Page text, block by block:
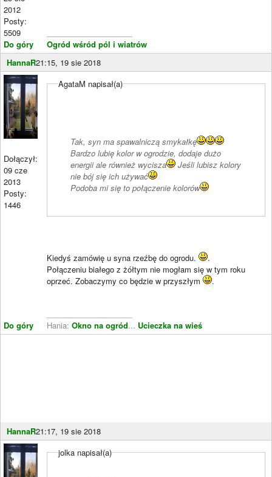
2012
Posty:
5509
Do góry
Ogród wśród pól i wiatrów
HannaR21:15, 19 sie 2018
Dołączył:
09 cze
2013
Posty:
1446
Do góry
AgataM napisał(a)
Tak, syn ma spawalniczą smykałkę
Bardzo lubię kolor w ogrodzie, dodaje dużo
energii ale również wycisza
Jeśli lubisz kolory
nie bój się ich używać
Podoba mi się to połączenie kolorów
Kiedyś zamówię u syna rzeźbę do ogrodu.
.
Połączeniu białego z żółtym nie mogłam się w tym roku
oprzeć. Zobaczymy co będzie w przyszłym
.
Hania: Okno na ogród... Ucieczka na wieś
HannaR21:17, 19 sie 2018
jolka napisał(a)